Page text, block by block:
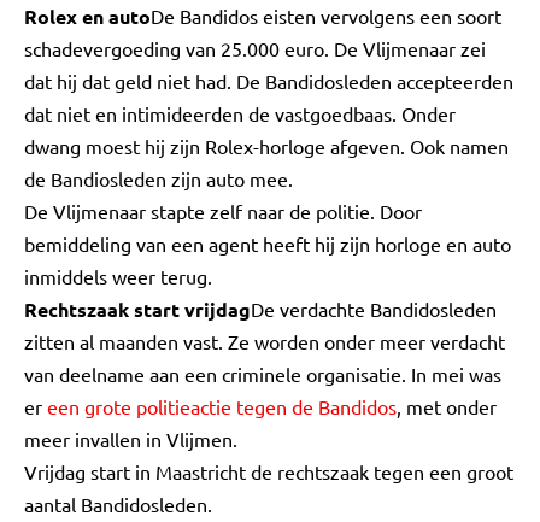
Rolex en autoDe Bandidos eisten vervolgens een soort
schadevergoeding van 25.000 euro. De Vlijmenaar zei
dat hij dat geld niet had. De Bandidosleden accepteerden
dat niet en intimideerden de vastgoedbaas. Onder
dwang moest hij zijn Rolex-horloge afgeven. Ook namen
de Bandiosleden zijn auto mee.
De Vlijmenaar stapte zelf naar de politie. Door
bemiddeling van een agent heeft hij zijn horloge en auto
inmiddels weer terug.
Rechtszaak start vrijdagDe verdachte Bandidosleden
zitten al maanden vast. Ze worden onder meer verdacht
van deelname aan een criminele organisatie. In mei was
er een grote politieactie tegen de Bandidos, met onder
meer invallen in Vlijmen.
Vrijdag start in Maastricht de rechtszaak tegen een groot
aantal Bandidosleden.